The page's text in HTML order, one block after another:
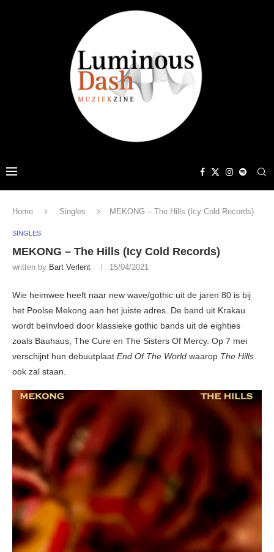
Home Singles MEKONG – The Hills (Icy Cold Records)
SINGLES
MEKONG – The Hills (Icy Cold Records)
written by Bart Verlent 15/04/2021
Wie heimwee heeft naar new wave/gothic uit de jaren 80 is bij
het Poolse Mekong aan het juiste adres. De band uit Krakau
wordt beïnvloed door klassieke gothic bands uit de eighties
zoals Bauhaus, The Cure en The Sisters Of Mercy. Op 7 mei
verschijnt hun debuutplaat End Of The World waarop The Hills
ook zal staan.